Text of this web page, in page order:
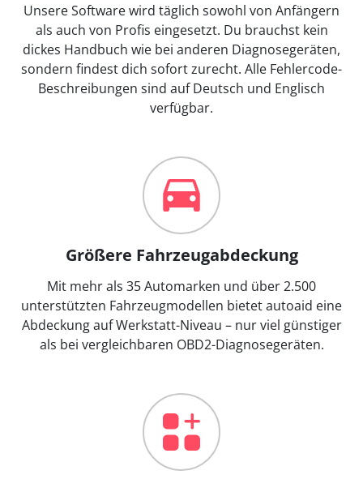
Unsere Software wird täglich sowohl von Anfängern
als auch von Profis eingesetzt. Du brauchst kein
dickes Handbuch wie bei anderen Diagnosegeräten,
sondern findest dich sofort zurecht. Alle Fehlercode-
Beschreibungen sind auf Deutsch und Englisch
verfügbar.
Größere Fahrzeugabdeckung
Mit mehr als 35 Automarken und über 2.500
unterstützten Fahrzeugmodellen bietet autoaid eine
Abdeckung auf Werkstatt-Niveau – nur viel günstiger
als bei vergleichbaren OBD2-Diagnosegeräten.